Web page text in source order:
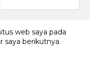
web saya pada
saya berikutnya.